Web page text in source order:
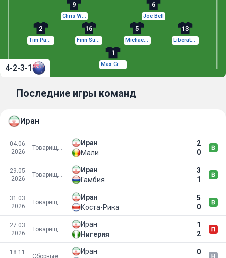
1
Max Crocombe
2
Tim Payne
16
Finn Surman
5
Michael Boxall
13
Liberato Cacace
9
Chris Wood
6
Joe Bell
4-2-3-1
Последние игры команд
Иран
04.06.
2026
Иран
2
0
Мали
29.05.
2026
Иран
3
1
Гамбия
31.03.
2026
Иран
5
0
Коста-Рика
27.03.
2026
Иран
1
2
Нигерия
18.11.
Сборные
Иран
0